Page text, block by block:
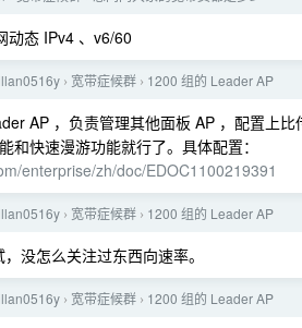
动态 IPv4 、v6/60
› 宽带症候群 › 1200 组的 Leader AP
AP ，负责管理其他面板 AP ，配置上
和快速漫游功能就行了。具体配置：
enterprise/zh/doc/EDOC1100219391
› 宽带症候群 › 1200 组的 Leader AP
没怎么关注过东西向速率。
› 宽带症候群 › 1200 组的 Leader AP